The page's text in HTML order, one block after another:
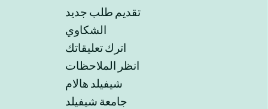
تقديم طلب جديد
الشكاوي
اترك تعليقاتك
انظر الملاحظات
شيفيلد هالام
جامعة شيفيلد